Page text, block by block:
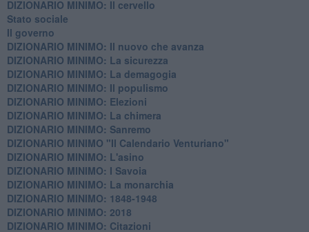
DIZIONARIO MINIMO: Il cervello
Stato sociale
Il governo
DIZIONARIO MINIMO: Il nuovo che avanza
DIZIONARIO MINIMO: La sicurezza
DIZIONARIO MINIMO: La demagogia
DIZIONARIO MINIMO: Il populismo
DIZIONARIO MINIMO: Elezioni
DIZIONARIO MINIMO: La chimera
DIZIONARIO MINIMO: Sanremo
DIZIONARIO MINIMO "Il Calendario Venturiano"
DIZIONARIO MINIMO: L'asino
DIZIONARIO MINIMO: I Savoia
DIZIONARIO MINIMO: La monarchia
DIZIONARIO MINIMO: 1848-1948
DIZIONARIO MINIMO: 2018
DIZIONARIO MINIMO: Citazioni